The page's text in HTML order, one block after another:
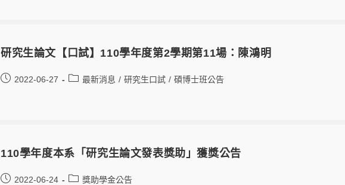
研究生論文【口試】110學年度第2學期第11場：陳鴻明
2022-06-27 最新消息 / 研究生口試 / 碩博士班公告
110學年度本系「研究生論文發表獎助」獲獎公告
2022-06-24 獎助學金公告